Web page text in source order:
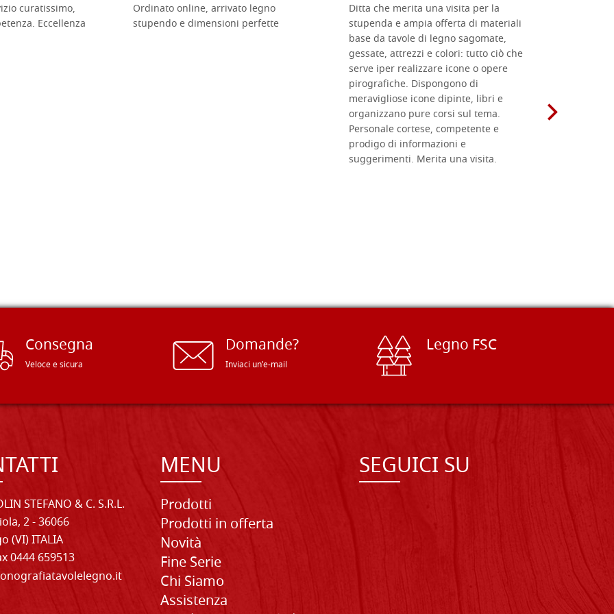
curatissimo,
Eccellenza
Ordinato online, arrivato legno
stupendo e dimensioni perfette
Ditta che merita una visita per la
stupenda e ampia offerta di materiali
base da tavole di legno sagomate,
gessate, attrezzi e colori: tutto ciò che
serve iper realizzare icone o opere
pirografiche. Dispongono di
meravigliose icone dipinte, libri e
organizzano pure corsi sul tema.
Personale cortese, competente e
prodigo di informazioni e
suggerimenti. Merita una visita.
Consegna
Veloce e sicura
Domande?
Inviaci un'e-mail
Legno FSC
STEFANO & C. S.R.L.
2 - 36066
(VI) ITALIA
0444 659513
MENU
Prodotti
Prodotti in offerta
Novità
Fine Serie
Chi Siamo
Assistenza
SEGUICI SU